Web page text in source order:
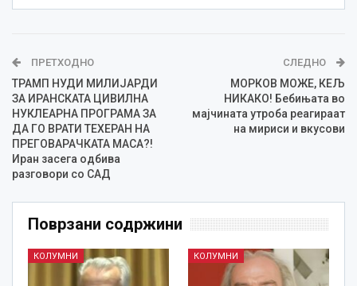
ПРЕТХОДНО
ТРАМП НУДИ МИЛИЈАРДИ
ЗА ИРАНСКАТА ЦИВИЛНА
НУКЛЕАРНА ПРОГРАМА ЗА
ДА ГО ВРАТИ ТЕХЕРАН НА
ПРЕГОВАРАЧКАТА МАСА?!
Иран засега одбива
разговори со САД
СЛЕДНО
МОРКОВ МОЖЕ, КЕЉ
НИКАКО! Бебињата во
мајчината утроба реагираат
на мириси и вкусови
Поврзани содржини
КОЛУМНИ КОЛУМНИ